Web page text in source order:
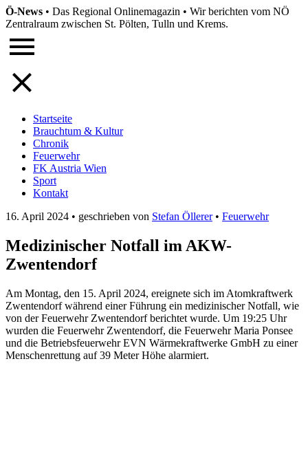
Ö-News • Das Regional Onlinemagazin • Wir berichten vom NÖ
Zentralraum zwischen St. Pölten, Tulln und Krems.
Startseite
Brauchtum & Kultur
Chronik
Feuerwehr
FK Austria Wien
Sport
Kontakt
16. April 2024 • geschrieben von Stefan Öllerer • Feuerwehr
Medizinischer Notfall im AKW-
Zwentendorf
Am Montag, den 15. April 2024, ereignete sich im Atomkraftwerk
Zwentendorf während einer Führung ein medizinischer Notfall, wie
von der Feuerwehr Zwentendorf berichtet wurde. Um 19:25 Uhr
wurden die Feuerwehr Zwentendorf, die Feuerwehr Maria Ponsee
und die Betriebsfeuerwehr EVN Wärmekraftwerke GmbH zu einer
Menschenrettung auf 39 Meter Höhe alarmiert.